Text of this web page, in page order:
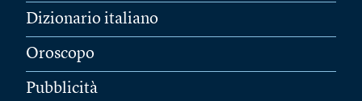
Dizionario italiano
Oroscopo
Pubblicità